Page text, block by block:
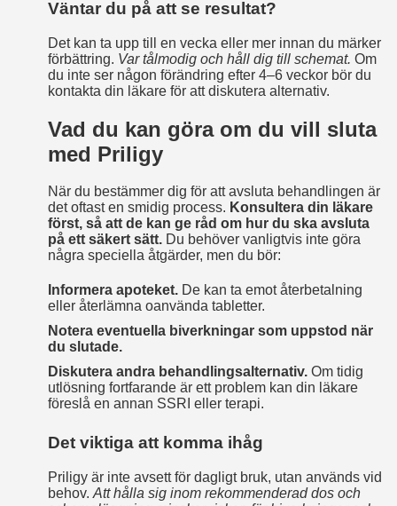
Väntar du på att se resultat?
Det kan ta upp till en vecka eller mer innan du märker
förbättring. Var tålmodig och håll dig till schemat. Om
du inte ser någon förändring efter 4–6 veckor bör du
kontakta din läkare för att diskutera alternativ.
Vad du kan göra om du vill sluta
med Priligy
När du bestämmer dig för att avsluta behandlingen är
det oftast en smidig process. Konsultera din läkare
först, så att de kan ge råd om hur du ska avsluta
på ett säkert sätt.Du behöver vanligtvis inte göra
några speciella åtgärder, men du bör:
Informera apoteket.De kan ta emot återbetalning
eller återlämna oanvända tabletter.
Notera eventuella biverkningar som uppstod när
du slutade.
Diskutera andra behandlingsalternativ.Om tidig
utlösning fortfarande är ett problem kan din läkare
föreslå en annan SSRI eller terapi.
Det viktiga att komma ihåg
Priligy är inte avsett för dagligt bruk, utan används vid
behov. Att hålla sig inom rekommenderad dos och